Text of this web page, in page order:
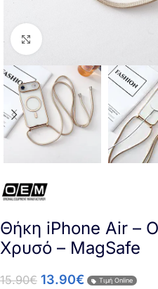
Θήκη iPhone Air –
Χρυσό – MagSafe
15.90€ 13.90€ Τιμή Online